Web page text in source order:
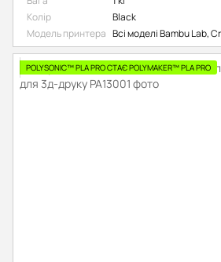
Колір
Black
Модель принтера Всі моделі Bambu Lab,
POLYSONIC™ PLA PRO СТАЄ POLYMAKER™ PLA PRO